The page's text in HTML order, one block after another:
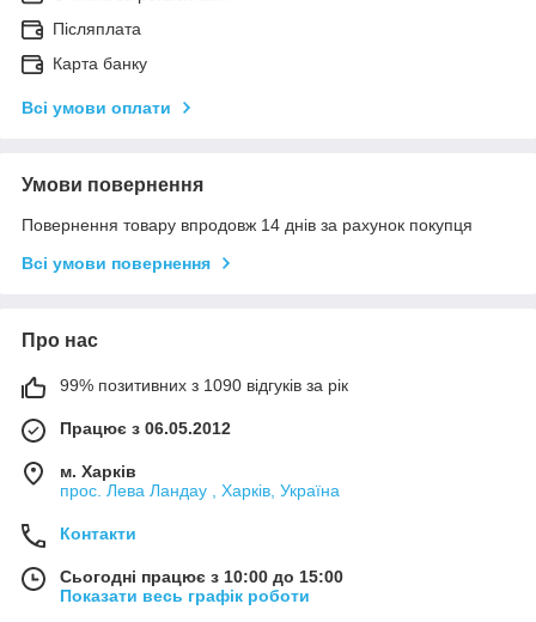
Післяплата
Карта банку
Всі умови оплати
Умови повернення
Повернення товару впродовж 14 днів за рахунок покупця
Всі умови повернення
Про нас
99% позитивних з 1090 відгуків за рік
Працює з 06.05.2012
м. Харків
прос. Лева Ландау , Харків, Україна
Контакти
Сьогодні працює з 10:00 до 15:00
Показати весь графік роботи